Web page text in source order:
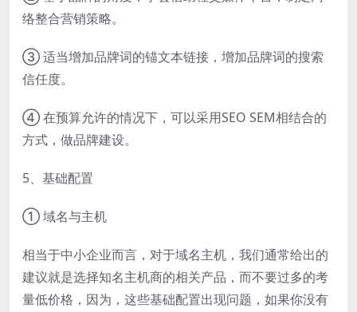
络整合营销策略。
③ 适当增加品牌词的锚文本链接，增加品牌词的搜索
信任度。
④ 在预算允许的情况下，可以采用SEO SEM相结合的
方式，做品牌建设。
5、基础配置
① 域名与主机
相当于中小企业而言，对于域名主机，我们通常给出的
建议就是选择知名主机商的相关产品，而不要过多的考
量低价格，因为，这些基础配置出现问题，如果你没有